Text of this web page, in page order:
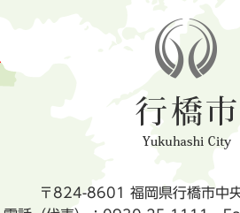
〒824-8601 福岡県行橋市中